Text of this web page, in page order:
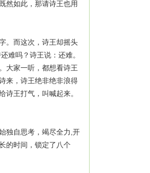
然如此，那请诗王也用
。而这次，诗王却摇头
难吗？诗王说：还难。
大家一听，都想看诗王
来，诗王绝非绝非浪得
诗王打气，叫喊起来。
独自思考，竭尽全力,开
的时间，锁定了八个